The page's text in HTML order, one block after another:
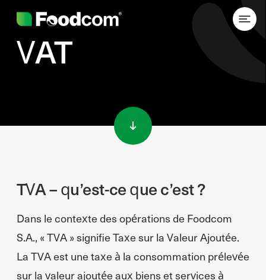
VAT
TVA – qu’est-ce que c’est ?
Dans le contexte des opérations de Foodcom
S.A., « TVA » signifie Taxe sur la Valeur Ajoutée.
La TVA est une taxe à la consommation prélevée
sur la valeur ajoutée aux biens et services à